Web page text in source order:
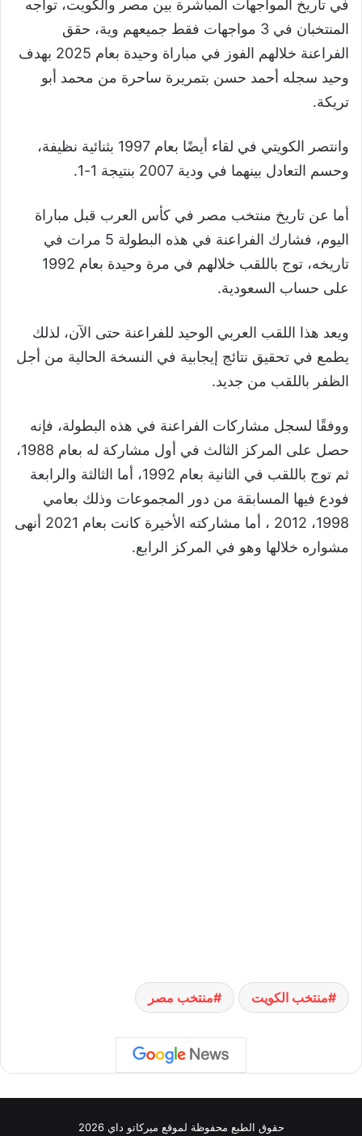
في تاريخ المواجهات المباشرة بين مصر والكويت، تواجه
المنتخبان في 3 مواجهات فقط جميعهم وية، حقق
الفراعنة خلالهم الفوز في مباراة وحيدة بعام 2025 بهدف
وحيد سجله أحمد حسن بتمريرة ساحرة من محمد أبو
تريكة.
وانتصر الكويتي في لقاء أيضًا بعام 1997 بثنائية نظيفة،
وحسم التعادل بينهما في ودية 2007 بنتيجة 1-1.
أما عن تاريخ منتخب مصر في كأس العرب قبل مباراة
اليوم، فشارك الفراعنة في هذه البطولة 5 مرات في
تاريخه، توج باللقب خلالهم في مرة وحيدة بعام 1992
على حساب السعودية.
ويعد هذا اللقب العربي الوحيد للفراعنة حتى الآن، لذلك
يطمع في تحقيق نتائج إيجابية في النسخة الحالية من أجل
الظفر باللقب من جديد.
ووفقًا لسجل مشاركات الفراعنة في هذه البطولة، فإنه
حصل على المركز الثالث في أول مشاركة له بعام 1988،
ثم توج باللقب في الثانية بعام 1992، أما الثالثة والرابعة
فودع فيها المسابقة من دور المجموعات وذلك بعامي
1998، 2012 ، أما مشاركته الأخيرة كانت بعام 2021 أنهى
مشواره خلالها وهو في المركز الرابع.
منتخب الكويت منتخب مصر
حقوق الطبع محفوظة لموقع ميركاتو داي 2026